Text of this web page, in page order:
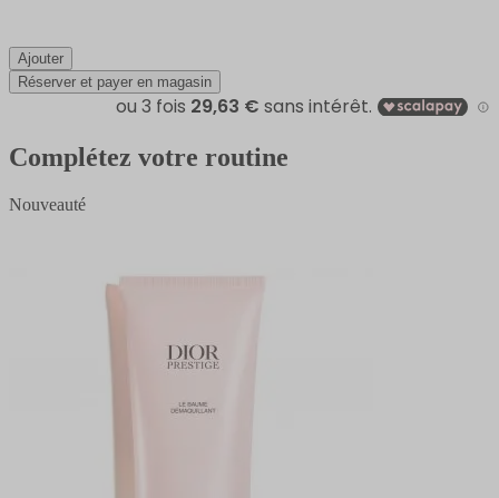
Ajouter
Réserver et payer en magasin
Complétez votre routine
Nouveauté